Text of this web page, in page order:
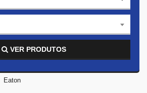
VER PRODUTOS
Eaton